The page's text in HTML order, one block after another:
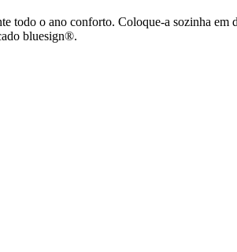
todo o ano conforto. Coloque-a sozinha
bluesign®.